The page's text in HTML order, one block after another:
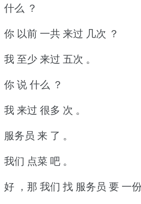
什么 ？
你 以前 一共 来过 几次 ？
我 至少 来过 五次 。
你 说 什么 ？
我 来过 很多 次 。
服务员 来 了 。
我们 点菜 吧 。
好 ，那 我们 找 服务员 要 一份